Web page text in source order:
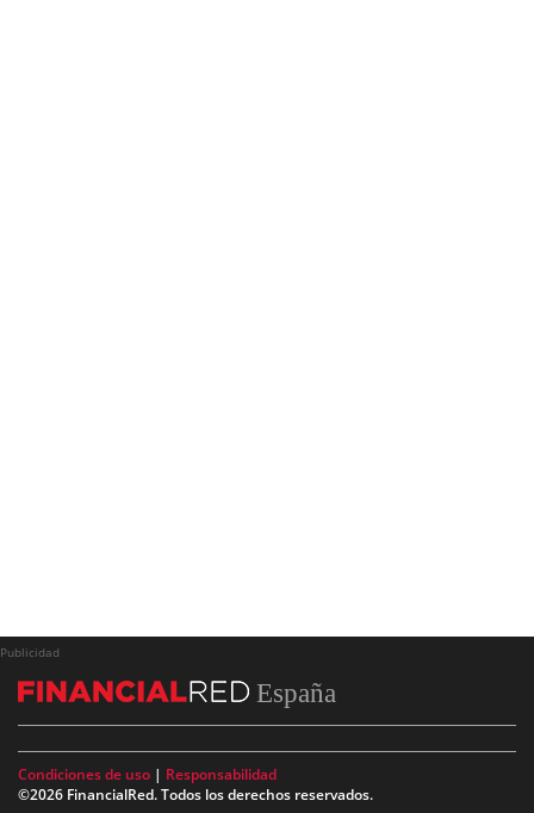
Publicidad
España
Condiciones de uso | Responsabilidad
©2026 FinancialRed. Todos los derechos reservados.